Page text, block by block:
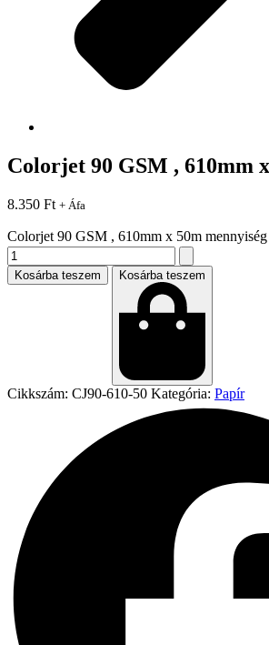
Colorjet 90 GSM , 610mm
8.350 Ft + Áfa
Colorjet 90 GSM , 610mm x 50m mennyiség
Kosárba teszem Kosárba teszem
Cikkszám: CJ90-610-50 Kategória: Papír